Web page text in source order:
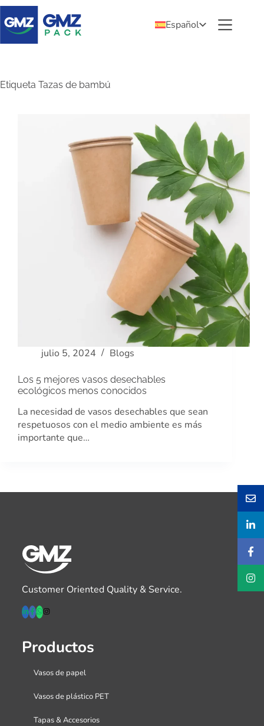
Español
Etiqueta Tazas de bambú
julio 5, 2024 Blogs
Los 5 mejores vasos desechables
ecológicos menos conocidos
La necesidad de vasos desechables que sean
respetuosos con el medio ambiente es más
importante que…
Customer Oriented Quality & Service.
Productos
Vasos de papel
Vasos de plástico PET
Tapas & Accesorios